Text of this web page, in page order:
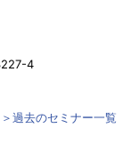
4
＞過去のセミナー一覧